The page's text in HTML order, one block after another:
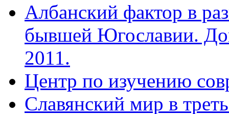
Албанский фактор в
бывшей Югославии.
2011.
Центр по изучению
Славянский мир в